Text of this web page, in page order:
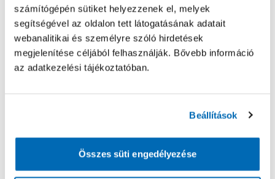
számítógépén sütiket helyezzenek el, melyek
segítségével az oldalon tett látogatásának adatait
webanalitikai és személyre szóló hirdetések
megjelenítése céljából felhasználják. Bővebb információ
az adatkezelési tájékoztatóban.
Beállítások
Összes süti engedélyezése